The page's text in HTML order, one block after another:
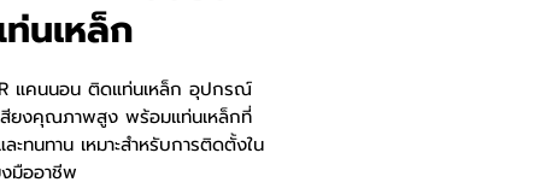
นเหล็ก
แคนนอน ติดแท่นเหล็ก อุปกรณ์
สียงคุณภาพสูง พร้อมแท่นเหล็กที่
ะทนทาน เหมาะสำหรับการติดตั้งใน
มืออาชีพ